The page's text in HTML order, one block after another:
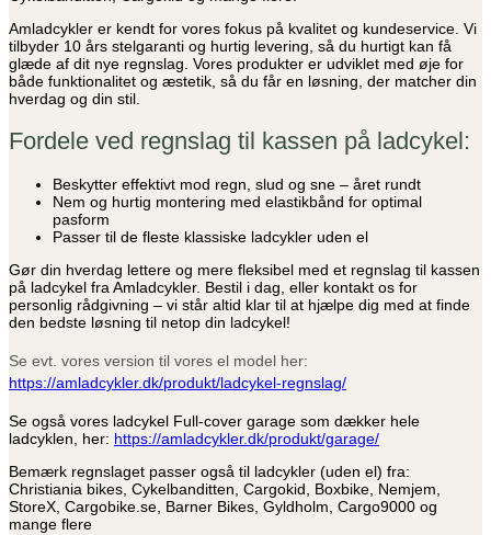
Amladcykler er kendt for vores fokus på kvalitet og kundeservice. Vi
tilbyder 10 års stelgaranti og hurtig levering, så du hurtigt kan få
glæde af dit nye regnslag. Vores produkter er udviklet med øje for
både funktionalitet og æstetik, så du får en løsning, der matcher din
hverdag og din stil.
Fordele ved regnslag til kassen på ladcykel:
Beskytter effektivt mod regn, slud og sne – året rundt
Nem og hurtig montering med elastikbånd for optimal
pasform
Passer til de fleste klassiske ladcykler uden el
Gør din hverdag lettere og mere fleksibel med et regnslag til kassen
på ladcykel fra Amladcykler. Bestil i dag, eller kontakt os for
personlig rådgivning – vi står altid klar til at hjælpe dig med at finde
den bedste løsning til netop din ladcykel!
Se evt. vores version til vores el model her:
https://amladcykler.dk/produkt/ladcykel-regnslag/
Se også vores ladcykel Full-cover garage som dækker hele
ladcyklen, her: https://amladcykler.dk/produkt/garage/
Bemærk regnslaget passer også til ladcykler (uden el) fra:
Christiania bikes, Cykelbanditten, Cargokid, Boxbike, Nemjem,
StoreX, Cargobike.se, Barner Bikes, Gyldholm, Cargo9000 og
mange flere